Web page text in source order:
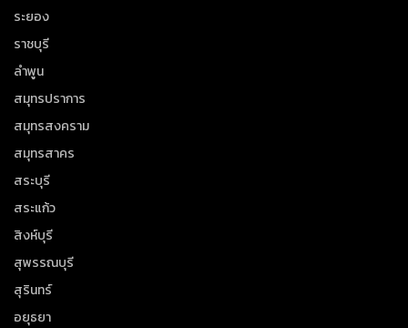
ระยอง
ราชบุรี
ลำพูน
สมุทรปราการ
สมุทรสงคราม
สมุทรสาคร
สระบุรี
สระแก้ว
สิงห์บุรี
สุพรรณบุรี
สุรินทร์
อยุธยา